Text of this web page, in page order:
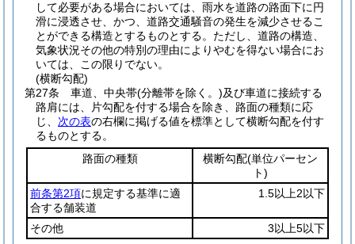
して必要がある場合においては、雨水を道路の路面下に円
滑に浸透させ、かつ、道路交通騒音の発生を減少させるこ
とができる構造とするものとする。 ただし、道路の構造、
気象状況その他の特別の理由によりやむを得ない場合にお
いては、この限りでない。
(横断勾配)
第27条
車道、中央帯(分離帯を除く。)及び車道に接続する
路肩には、片勾配を付する場合を除き、路面の種類に応
じ、 次の表の右欄に掲げる値を標準として横断勾配を付す
るものとする。
路面の種類
横断勾配(単位パーセン
ト)
前条第2項に規定する基準に適
合する舗装道
1.5以上2以下
その他
3以上5以下